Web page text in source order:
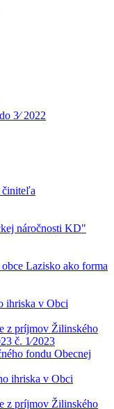
3⁄ 2022
činiteľa
náročnosti KD"
Lazisko ako forma
ihriska v Obci
z príjmov Žilinského
č. 1⁄2023
fondu Obecnej
ihriska v Obci
z príjmov Žilinského